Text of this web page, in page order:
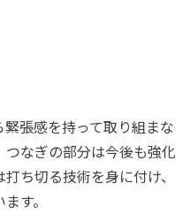
張感を持って取り組まな
なぎの部分は今後も強化
ち切る技術を身に付け、
す。